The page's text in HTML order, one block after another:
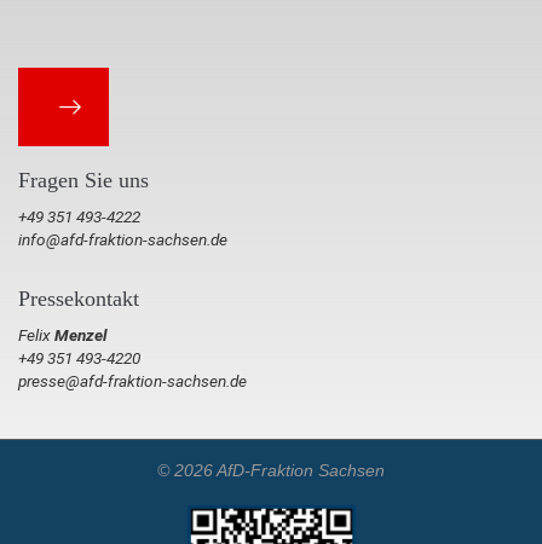
Fragen Sie uns
+49 351 493-4222
info@afd-fraktion-sachsen.de
Pressekontakt
FelixMenzel
+49 351 493-4220
presse@afd-fraktion-sachsen.de
© 2026 AfD-Fraktion Sachsen